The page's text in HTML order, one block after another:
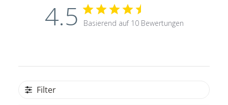
4.5 Basierend auf 10 Bewertungen
Filter